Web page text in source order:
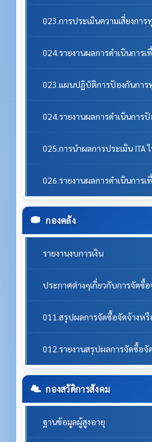
023.การประเมินความเสี่ยงกา
024.รายงานผลการดำเนินกา
023.แผนปฏิบัติการป้องกันการ
024.รายงานผลการดำเนินการ
025.การนำผลการประเมิน ITA
026.รายงานผลการดำเนินการ
กองคลัง
รายงานงบการเงิน
ประกาศต่างๆเกี่ยวกับการจัดซื้
011.สรุปผลการจัดซื้อจัดจ้างห
012.รายงานสรุปผลการจัดซื้อ
กองสวัดิการสังคม
ฐานข้อมูลผู้สูงอายุ